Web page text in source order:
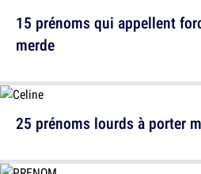
15 prénoms qui appellent
merde
25 prénoms lourds à porter